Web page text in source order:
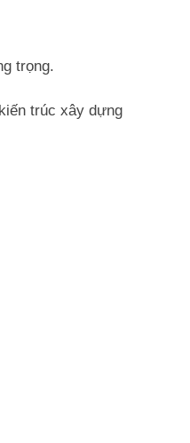
trọng.
trúc xây dựng